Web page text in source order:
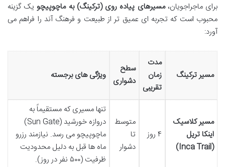
برای ماجراجویان،مسیرهای پیاده روی (ترکینگ) به ماچوپیچویک گزینه
محبوب است که تجربه ای عمیق تر از طبیعت و فرهنگ آند را فراهم می
آورد:
مسیر ترکینگ
مدت
زمان
تقریبی
سطح
دشواری ویژگی های برجسته
مسیر کلاسیک
اینکا تریل
(Inca Trail)
۴ روز
متوسط
تا
دشوار
تنها مسیری که مستقیماً به
دروازه خورشید (Sun Gate)
ماچوپیچو می رسد. نیازمند رزرو
ماه ها قبل به دلیل محدودیت
ظرفیت (۵۰۰ نفر در روز).